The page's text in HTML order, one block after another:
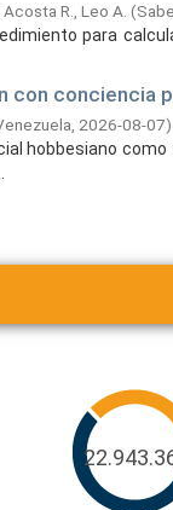
Acosta R., Leo A. (
para
con conciencia
2026-08-07)
hobbesiano